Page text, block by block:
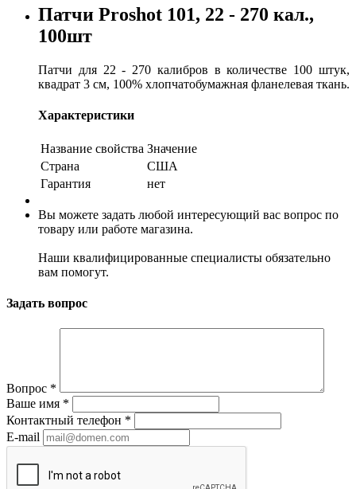
Патчи Proshot 101, 22 - 270 кал.,
100шт
Патчи для 22 - 270 калибров в количестве 100 штук,
квадрат 3 см, 100% хлопчатобумажная фланелевая ткань.
Характеристики
Название свойства Значение
Страна
США
Гарантия
нет
Вы можете задать любой интересующий вас вопрос по
товару или работе магазина.
Наши квалифицированные специалисты обязательно
вам помогут.
Задать вопрос
Вопрос *
Ваше имя *
Контактный телефон *
E-mail